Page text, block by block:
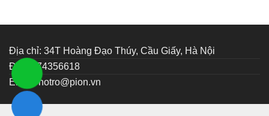
Địa chỉ: 34T Hoàng Đạo Thúy, Cầu Giấy, Hà Nội
ĐT: 0374356618
Email:hotro@pion.vn